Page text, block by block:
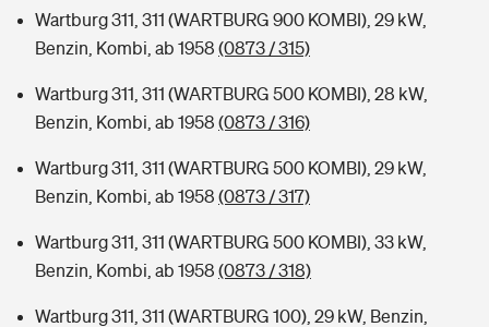
Kinderunfall-Check: Mehr Sicherheit für deine Kids
Typklassen: So ist Ihr Auto eingestuft
Sie haben Fragen?
Wartburg 311, 311 (WARTBURG 900 KOMBI), 29 kW,
Benzin, Kombi, ab 1958 (0873 / 315)
Wartburg 311, 311 (WARTBURG 500 KOMBI), 28 kW,
Benzin, Kombi, ab 1958 (0873 / 316)
Wartburg 311, 311 (WARTBURG 500 KOMBI), 29 kW,
Benzin, Kombi, ab 1958 (0873 / 317)
Wartburg 311, 311 (WARTBURG 500 KOMBI), 33 kW,
Benzin, Kombi, ab 1958 (0873 / 318)
Wartburg 311, 311 (WARTBURG 100), 29 kW, Benzin,